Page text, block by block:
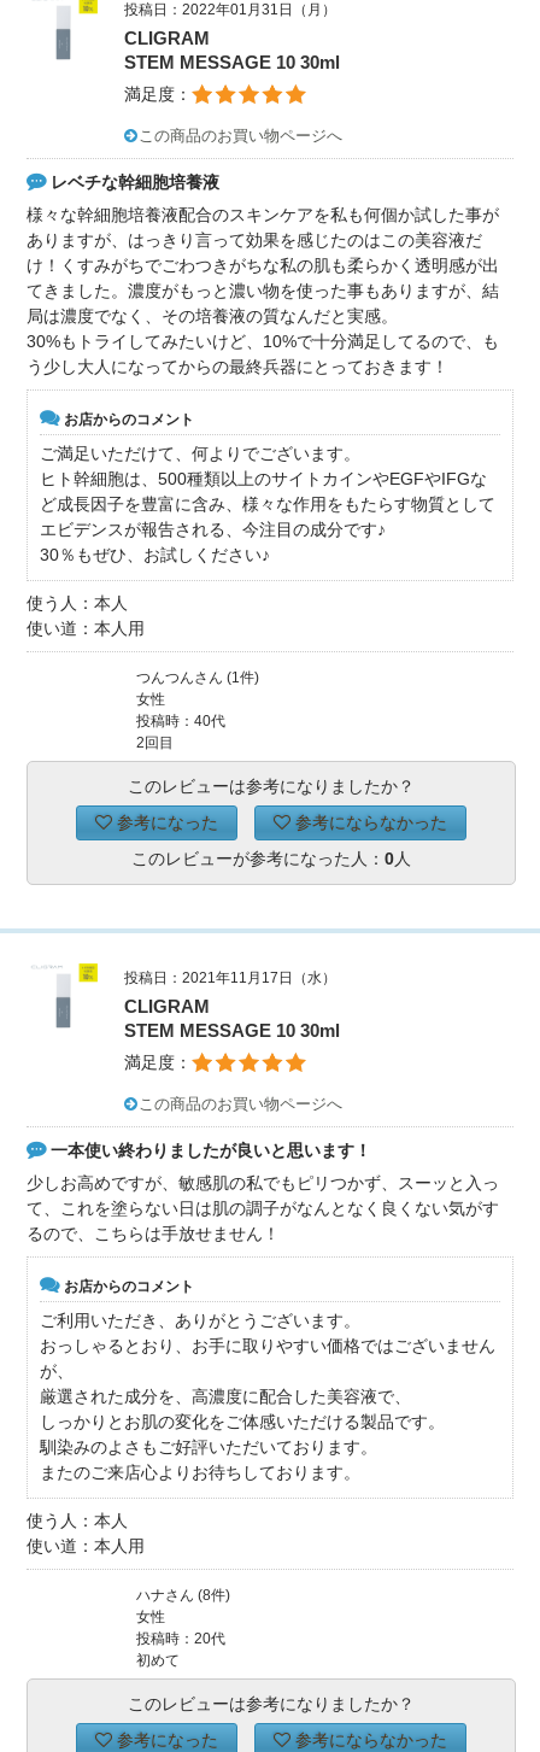
投稿日：2022年01月31日（月）
CLIGRAM
STEM MESSAGE 10 30ml
満足度：
この商品のお買い物ページへ
レベチな幹細胞培養液
様々な幹細胞培養液配合のスキンケアを私も何個か試した事が
ありますが、はっきり言って効果を感じたのはこの美容液だ
け！くすみがちでごわつきがちな私の肌も柔らかく透明感が出
てきました。濃度がもっと濃い物を使った事もありますが、結
局は濃度でなく、その培養液の質なんだと実感。
30%もトライしてみたいけど、10%で十分満足してるので、も
う少し大人になってからの最終兵器にとっておきます！
お店からのコメント
ご満足いただけて、何よりでございます。
ヒト幹細胞は、500種類以上のサイトカインやEGFやIFGな
ど成長因子を豊富に含み、様々な作用をもたらす物質として
エビデンスが報告される、今注目の成分です♪
30％もぜひ、お試しください♪
使う人：本人
使い道：本人用
つんつんさん (1件)
女性
投稿時：40代
2回目
このレビューは参考になりましたか？
参考になった
参考にならなかった
このレビューが参考になった人： 0人
投稿日：2021年11月17日（水）
CLIGRAM
STEM MESSAGE 10 30ml
満足度：
この商品のお買い物ページへ
一本使い終わりましたが良いと思います！
少しお高めですが、敏感肌の私でもピリつかず、スーッと入っ
て、これを塗らない日は肌の調子がなんとなく良くない気がす
るので、こちらは手放せません！
お店からのコメント
ご利用いただき、ありがとうございます。
おっしゃるとおり、お手に取りやすい価格ではございません
が、
厳選された成分を、高濃度に配合した美容液で、
しっかりとお肌の変化をご体感いただける製品です。
馴染みのよさもご好評いただいております。
またのご来店心よりお待ちしております。
使う人：本人
使い道：本人用
ハナさん (8件)
女性
投稿時：20代
初めて
このレビューは参考になりましたか？
参考になった
参考にならなかった